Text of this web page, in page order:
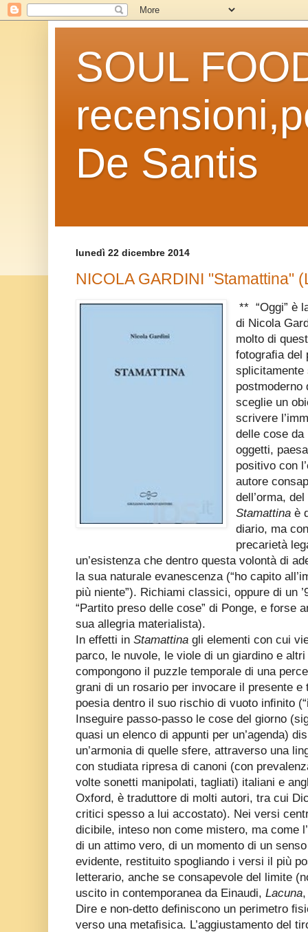
SOUL
De Santis
lunedì 22 dicembre 2014
NICOLA GARDINI "Stamattina"
** “Oggi” è
di Nicola
molto di
fotograﬁa
splicitamente
postmoderno
sceglie un
scrivere
delle cose da
oggetti,
positivo con
autore
dell’orma,
Stamattina è
diario, ma
precarietà
un’esistenza che dentro questa volontà di
la sua naturale evanescenza (“ho capito
più niente”). Richiami classici, oppure di un
“Partito preso delle cose” di Ponge, e forse
sua allegria materialista).
In effetti in Stamattina gli elementi con cui
parco, le nuvole, le viole di un giardino e
compongono il puzzle temporale di una
grani di un rosario per invocare il presente
poesia dentro il suo rischio di vuoto inﬁnito
Inseguire passo-passo le cose del giorno
quasi un elenco di appunti per un’agenda)
un’armonia di quelle sfere, attraverso una
con studiata ripresa di canoni (con
volte sonetti manipolati, tagliati) italiani e
Oxford, è traduttore di molti autori, tra cui
critici spesso a lui accostato). Nei versi
dicibile, inteso non come mistero, ma come
di un attimo vero, di un momento di un
evidente, restituito spogliando i versi il più
letterario, anche se consapevole del limite
uscito in contemporanea da Einaudi, Lacuna
Dire e non-detto deﬁniscono un perimetro
verso una metaﬁsica. L’aggiustamento del